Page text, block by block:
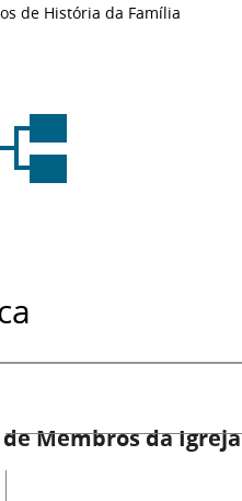
de História da Família
Membros da Igreja